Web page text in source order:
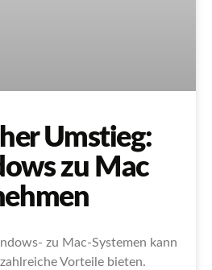
Umstieg:
zu Mac
zu Mac-Systemen kann
Vorteile bieten.